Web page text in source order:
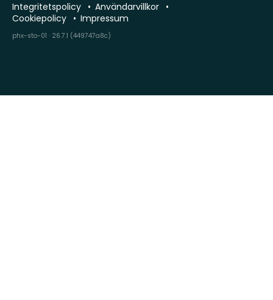
Integritetspolicy
Användarvillkor
Cookiepolicy
Impressum
phx-sto-01 · 26.7.1 (449747a8c)